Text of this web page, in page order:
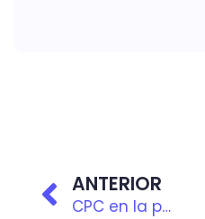
ANTERIOR
CPC en la práctica, parte IV